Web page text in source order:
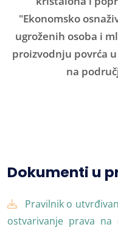
"Ekonomsko
ugroženih osoba i
proizvodnju povrća
na
Dokumenti u
Pravilnik o
ostvarivanje prava na